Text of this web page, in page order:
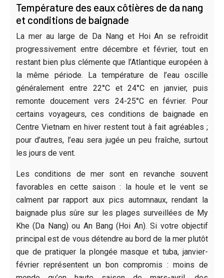
Température des eaux côtières de da nang
et conditions de baignade
La mer au large de Da Nang et Hoi An se refroidit
progressivement entre décembre et février, tout en
restant bien plus clémente que l’Atlantique européen à
la même période. La température de l’eau oscille
généralement entre 22°C et 24°C en janvier, puis
remonte doucement vers 24-25°C en février. Pour
certains voyageurs, ces conditions de baignade en
Centre Vietnam en hiver restent tout à fait agréables ;
pour d’autres, l’eau sera jugée un peu fraîche, surtout
les jours de vent.
Les conditions de mer sont en revanche souvent
favorables en cette saison : la houle et le vent se
calment par rapport aux pics automnaux, rendant la
baignade plus sûre sur les plages surveillées de My
Khe (Da Nang) ou An Bang (Hoi An). Si votre objectif
principal est de vous détendre au bord de la mer plutôt
que de pratiquer la plongée masque et tuba, janvier-
février représentent un bon compromis : moins de